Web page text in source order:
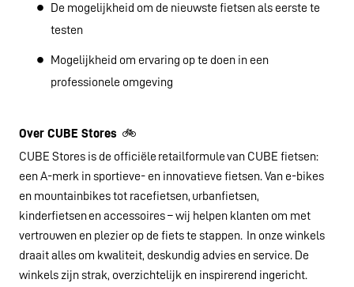
De mogelijkheid om de nieuwste fietsen als eerste te
testen
Mogelijkheid om ervaring op te doen in een
professionele omgeving
Over CUBE Stores 🚲
CUBE Stores is de officiële retailformule van CUBE fietsen:
een A-merk in sportieve- en innovatieve fietsen. Van e-bikes
en mountainbikes tot racefietsen, urbanfietsen,
kinderfietsen en accessoires – wij helpen klanten om met
vertrouwen en plezier op de fiets te stappen. In onze winkels
draait alles om kwaliteit, deskundig advies en service. De
winkels zijn strak, overzichtelijk en inspirerend ingericht.